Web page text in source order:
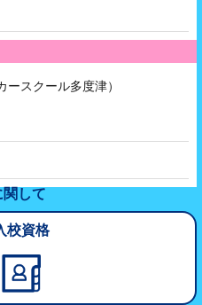
スクール多度津）
関して
校資格